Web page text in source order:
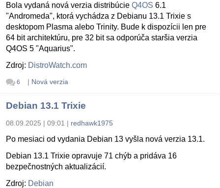
Bola vydaná nová verzia distribúcie Q4OS 6.1
"Andromeda", ktorá vychádza z Debianu 13.1 Trixie s
desktopom Plasma alebo Trinity. Bude k dispozícii len pre
64 bit architektúru, pre 32 bit sa odporúča staršia verzia
Q4OS 5 "Aquarius".
Zdroj: DistroWatch.com
6 | Nová verzia
Debian 13.1 Trixie
08.09.2025 | 09:01 | redhawk1975
Po mesiaci od vydania Debian 13 vyšla nová verzia 13.1.
Debian 13.1 Trixie opravuje 71 chýb a pridáva 16
bezpečnostných aktualizácií.
Zdroj: Debian